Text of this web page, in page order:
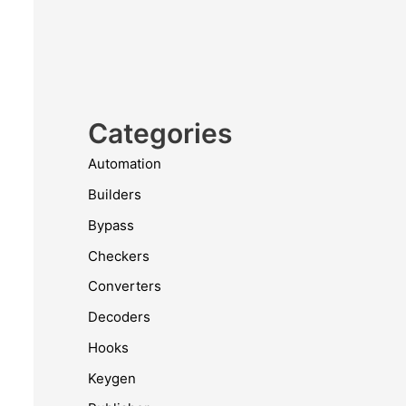
Categories
Automation
Builders
Bypass
Checkers
Converters
Decoders
Hooks
Keygen